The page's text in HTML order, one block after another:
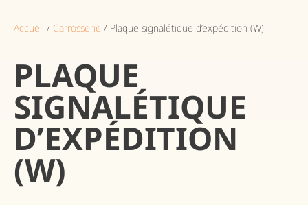
Accueil / Carrosserie / Plaque signalétique d’expédition (W)
PLAQUE
SIGNALÉTIQUE
D’EXPÉDITION
(W)